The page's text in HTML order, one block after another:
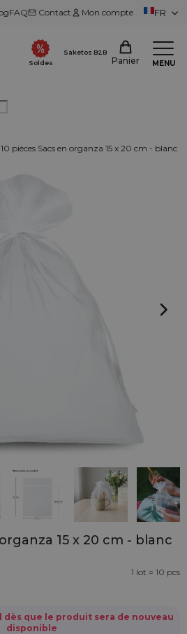
FAQ Contact Mon compte FR
Soldes
Saketos B2B
Panier MENU
10 pièces Sacs en organza 15 x 20 cm - blanc
15 x 20 cm - blanc
1 lot = 10 pcs
dès que le produit sera de nouveau
disponible